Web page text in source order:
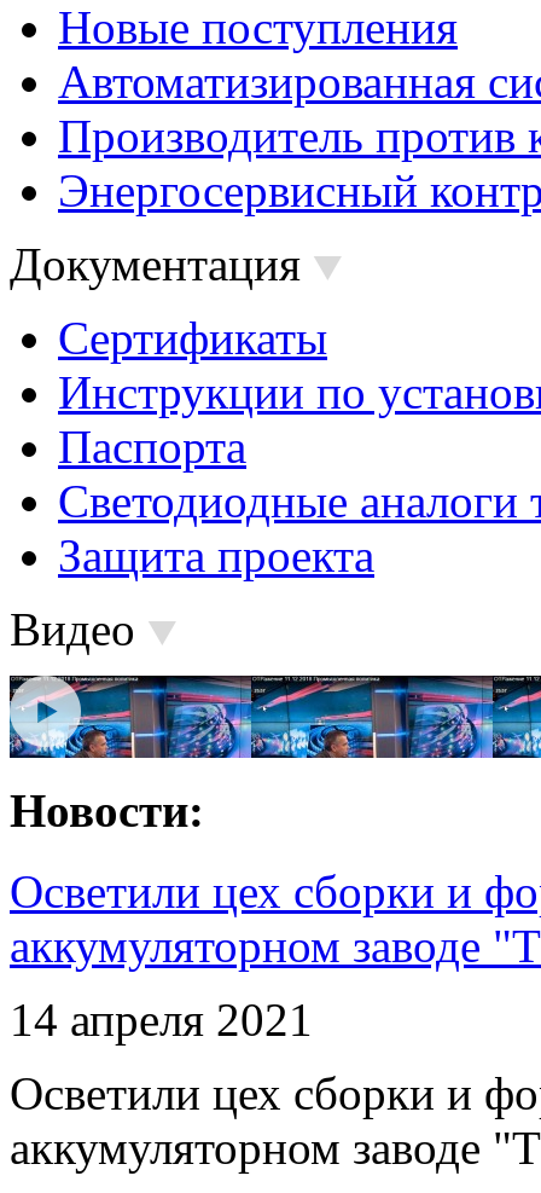
Новые поступления
Автоматизированная
Производитель против
Энергосервисный
Документация
Сертификаты
Инструкции по
Паспорта
Светодиодные аналоги
Защита проекта
Видео
Новости:
Осветили цех сборки и
аккумуляторном заводе
14 апреля 2021
Осветили цех сборки и
аккумуляторном заводе